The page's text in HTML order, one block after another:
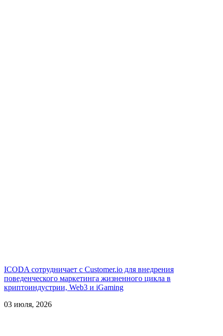
ICODA сотрудничает с Customer.io для внедрения
поведенческого маркетинга жизненного цикла в
криптоиндустрии, Web3 и iGaming
03 июля, 2026